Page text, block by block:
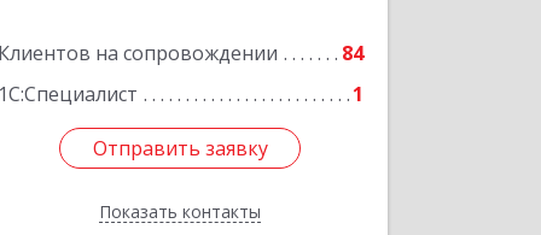
Клиентов на сопровождении
84
1С:Специалист
1
Отправить заявку
Показать контакты
Подробнее
Отправить заявку
Назад